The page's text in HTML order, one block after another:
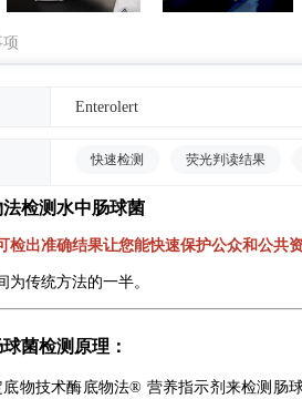
Enterolert
快速检测 荧光判读结果
检测水中肠球菌
检出准确结果让您能快速保护公众和公共
为传统方法的一半。
菌检测原理：
底物技术酶底物法® 营养指示剂来检测肠